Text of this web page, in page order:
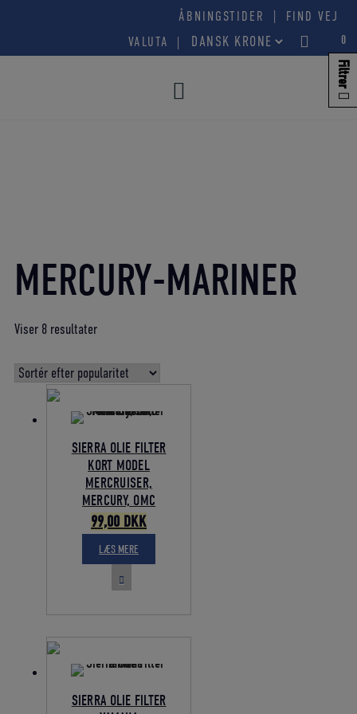
indholdet
ÅBNINGSTIDER |
FIND VEJ
VALUTA
0
MERCURY-MARINER
Viser 8 resultaterSorteret
gennemsnitlig
SIERRA OLIE FILTER
KORT MODEL
MERCRUISER,
MERCURY, OMC
Den
oprindelige
pris
110,00 DKK.
99,00 DKKDen
pris
99,00 DKK.
LÆS MERE
SIERRA OLIE FILTER
Filtrer